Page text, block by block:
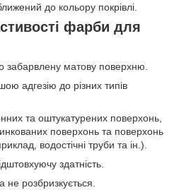
до кольору покрівлі.
фарби для
забарвлену матову поверхню.
адгезію до різних типів
та оштукатурених поверхонь,
поверхонь та поверхонь
водостічні труби та ін.).
здатність.
не розбризкується.